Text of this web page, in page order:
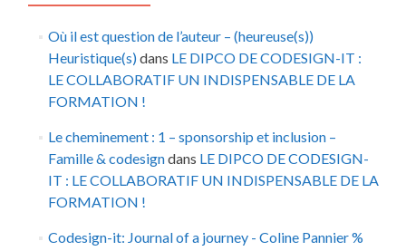
Où il est question de l’auteur – (heureuse(s))
Heuristique(s)dans LE DIPCO DE CODESIGN-IT :
LE COLLABORATIF UN INDISPENSABLE DE LA
FORMATION !
Le cheminement : 1 – sponsorship et inclusion –
Famille & codesigndans LE DIPCO DE CODESIGN-
IT : LE COLLABORATIF UN INDISPENSABLE DE LA
FORMATION !
Codesign-it: Journal of a journey - Coline Pannier %